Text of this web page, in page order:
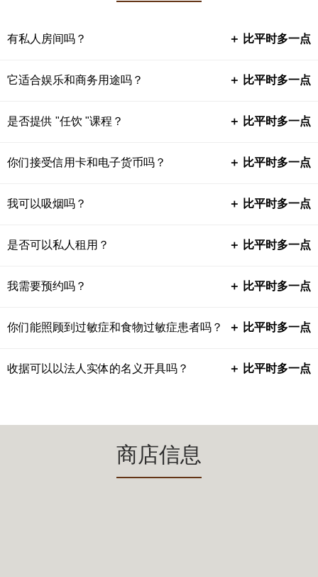
有私人房间吗？ ＋ 比平时多一点
它适合娱乐和商务用途吗？ ＋ 比平时多一点
是否提供 "任饮 "课程？ ＋ 比平时多一点
你们接受信用卡和电子货币吗？ ＋ 比平时多一点
我可以吸烟吗？ ＋ 比平时多一点
是否可以私人租用？ ＋ 比平时多一点
我需要预约吗？ ＋ 比平时多一点
你们能照顾到过敏症和食物过敏症患者吗？ ＋ 比平时多一点
收据可以以法人实体的名义开具吗？ ＋ 比平时多一点
商店信息